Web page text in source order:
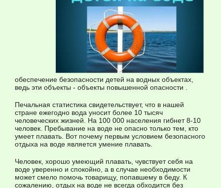
обеспечение безопасности детей на водных объектах,
ведь эти объекты - объекты повышенной опасности .
Печальная статистика свидетельствует, что в нашей
стране ежегодно вода уносит более 10 тысяч
человеческих жизней. На 100 000 населения гибнет 8-10
человек. Пребывание на воде не опасно только тем, кто
умеет плавать. Вот почему первым условием безопасного
отдыха на воде является умение плавать.
Человек, хорошо умеющий плавать, чувствует себя на
воде уверенно и спокойно, а в случае необходимости
может смело помочь товарищу, попавшему в беду. К
сожалению, отдых на воде не всегда обходится без